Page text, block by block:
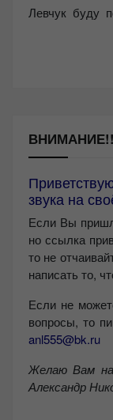
Левчук буду
звука на
Если Вы
но ссылка
то не
написать то,
Если не
вопросы, то
anl555@bk.ru
Желаю Вам
Александр